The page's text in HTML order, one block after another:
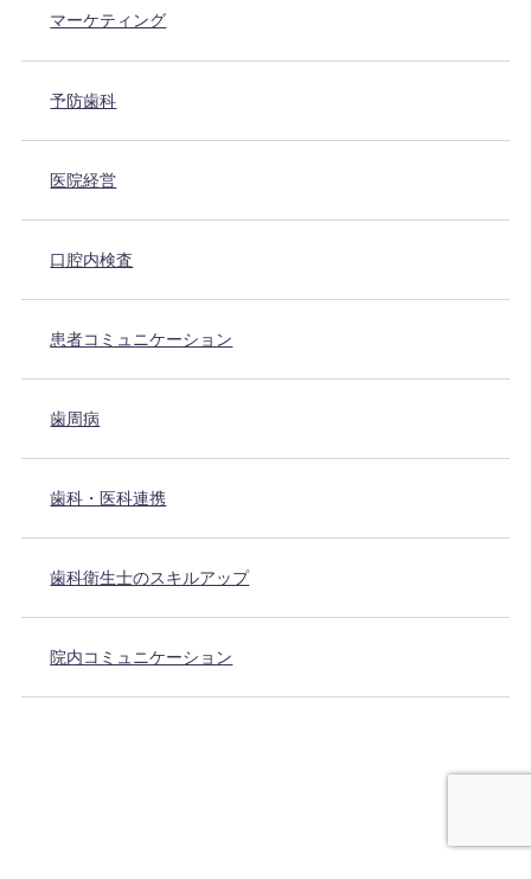
マーケティング
予防歯科
医院経営
口腔内検査
患者コミュニケーション
歯周病
歯科・医科連携
歯科衛生士のスキルアップ
院内コミュニケーション